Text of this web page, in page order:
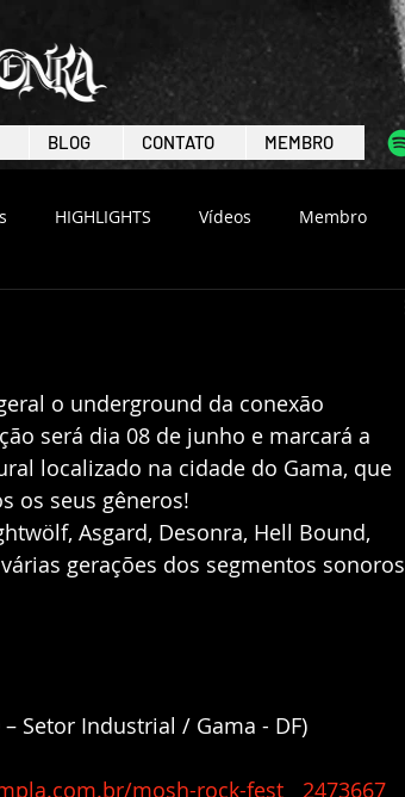
BLOG CONTATO MEMBRO
HIGHLIGHTS Vídeos Membro
o underground da conexão
será dia 08 de junho e marcará a
localizado na cidade do Gama, que
os seus gêneros!
Asgard, Desonra, Hell Bound,
gerações dos segmentos sonoros
Setor Industrial / Gama - DF)
mosh-rock-fest__2473667